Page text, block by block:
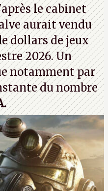
le cabinet
aurait vendu
dollars de jeux
2026. Un
notamment par
du nombre